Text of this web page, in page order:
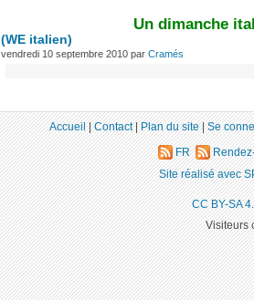
Un dimanche
(WE italien)
vendredi 10 septembre 2010 par Cramés
Accueil|Contact|Plan du site|Se
FR
Site réalisé avec
CC BY-SA
Visiteurs